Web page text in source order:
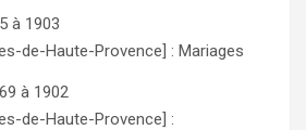
à 1903
de-Haute-Provence] : Mariages
à 1902
de-Haute-Provence] :